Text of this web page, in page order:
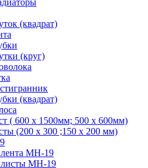
(квадрат)
(круг)
(квадрат)
( 600 х 1500мм; 500 х 600мм)
(200 х 300 ;150 х 200 мм)
МН-19
МН-19